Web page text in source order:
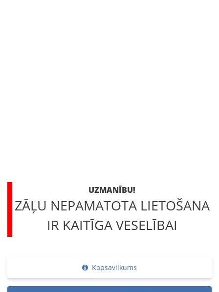
UZMANĪBU!
ZĀĻU NEPAMATOTA LIETOŠANA
IR KAITĪGA VESELĪBAI
Kopsavilkums